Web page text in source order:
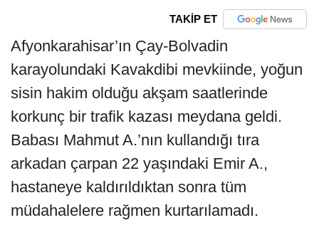
TAKİP ET
Afyonkarahisar’ın Çay-Bolvadin
karayolundaki Kavakdibi mevkiinde, yoğun
sisin hakim olduğu akşam saatlerinde
korkunç bir trafik kazası meydana geldi.
Babası Mahmut A.’nın kullandığı tıra
arkadan çarpan 22 yaşındaki Emir A.,
hastaneye kaldırıldıktan sonra tüm
müdahalelere rağmen kurtarılamadı.